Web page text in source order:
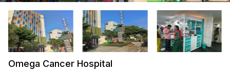
Omega Cancer Hospital